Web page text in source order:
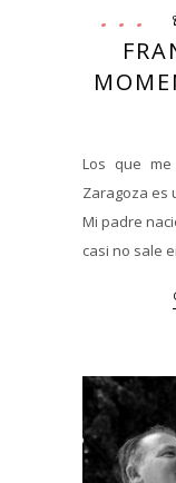
Los que
Zaragoza es
Mi padre
casi no sale